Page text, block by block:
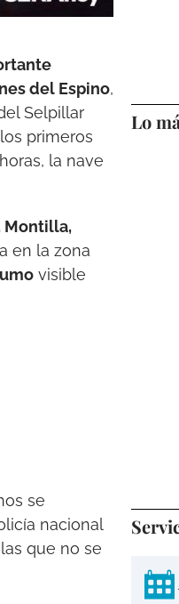
del Espino,
Selpillar
primeros
la nave
Montilla,
en la zona
visible
se
nacional
que no se
Lo